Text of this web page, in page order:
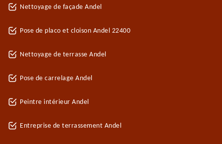
Nettoyage de façade Andel
Pose de placo et cloison Andel 22400
Nettoyage de terrasse Andel
Pose de carrelage Andel
Peintre intérieur Andel
Entreprise de terrassement Andel